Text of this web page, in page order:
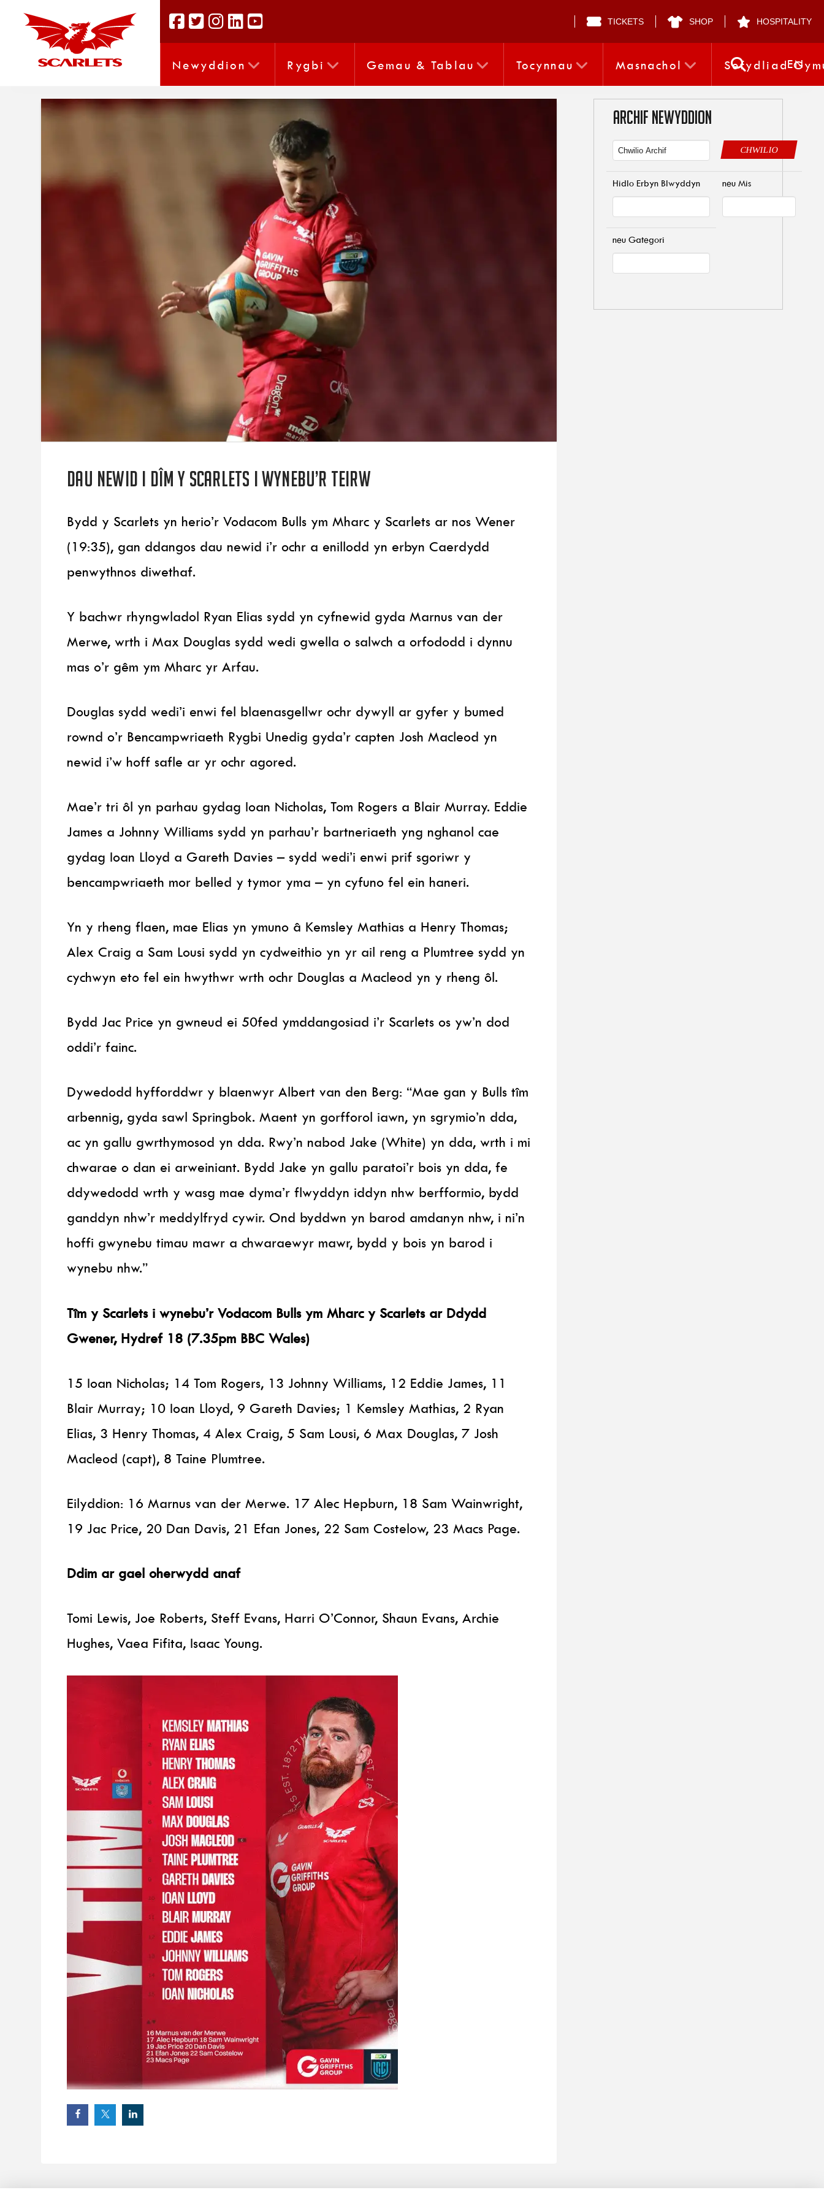
TICKETS SHOP HOSPITALITY
Newyddion Rygbi Gemau & Tablau Tocynnau Masnachol SefydliadEN
Dau newid i dîm y Scarlets i wynebu’r Teirw
Bydd y Scarlets yn herio’r Vodacom Bulls ym Mharc y Scarlets ar nos Wener
(19:35), gan ddangos dau newid i’r ochr a enillodd yn erbyn Caerdydd
penwythnos diwethaf.
Y bachwr rhyngwladol Ryan Elias sydd yn cyfnewid gyda Marnus van der
Merwe, wrth i Max Douglas sydd wedi gwella o salwch a orfododd i dynnu
mas o’r gêm ym Mharc yr Arfau.
Douglas sydd wedi’i enwi fel blaenasgellwr ochr dywyll ar gyfer y bumed
rownd o’r Bencampwriaeth Rygbi Unedig gyda’r capten Josh Macleod yn
newid i’w hoff safle ar yr ochr agored.
Mae’r tri ôl yn parhau gydag Ioan Nicholas, Tom Rogers a Blair Murray. Eddie
James a Johnny Williams sydd yn parhau’r bartneriaeth yng nghanol cae
gydag Ioan Lloyd a Gareth Davies – sydd wedi’i enwi prif sgoriwr y
bencampwriaeth mor belled y tymor yma – yn cyfuno fel ein haneri.
Yn y rheng flaen, mae Elias yn ymuno â Kemsley Mathias a Henry Thomas;
Alex Craig a Sam Lousi sydd yn cydweithio yn yr ail reng a Plumtree sydd yn
cychwyn eto fel ein hwythwr wrth ochr Douglas a Macleod yn y rheng ôl.
Bydd Jac Price yn gwneud ei 50fed ymddangosiad i’r Scarlets os yw’n dod
oddi’r fainc.
Dywedodd hyfforddwr y blaenwyr Albert van den Berg: “Mae gan y Bulls tîm
arbennig, gyda sawl Springbok. Maent yn gorfforol iawn, yn sgrymio’n dda,
ac yn gallu gwrthymosod yn dda. Rwy’n nabod Jake (White) yn dda, wrth i mi
chwarae o dan ei arweiniant. Bydd Jake yn gallu paratoi’r bois yn dda, fe
ddywedodd wrth y wasg mae dyma’r flwyddyn iddyn nhw berfformio, bydd
ganddyn nhw’r meddylfryd cywir. Ond byddwn yn barod amdanyn nhw, i ni’n
hoffi gwynebu timau mawr a chwaraewyr mawr, bydd y bois yn barod i
wynebu nhw.”
Tîm y Scarlets i wynebu’r Vodacom Bulls ym Mharc y Scarlets ar Ddydd
Gwener, Hydref 18 (7.35pm BBC Wales)
15 Ioan Nicholas; 14 Tom Rogers, 13 Johnny Williams, 12 Eddie James, 11
Blair Murray; 10 Ioan Lloyd, 9 Gareth Davies; 1 Kemsley Mathias, 2 Ryan
Elias, 3 Henry Thomas, 4 Alex Craig, 5 Sam Lousi, 6 Max Douglas, 7 Josh
Macleod (capt), 8 Taine Plumtree.
Eilyddion: 16 Marnus van der Merwe. 17 Alec Hepburn, 18 Sam Wainwright,
19 Jac Price, 20 Dan Davis, 21 Efan Jones, 22 Sam Costelow, 23 Macs Page.
Ddim ar gael oherwydd anaf
Tomi Lewis, Joe Roberts, Steff Evans, Harri O’Connor, Shaun Evans, Archie
Hughes, Vaea Fifita, Isaac Young.
ARCHIF NEWYDDION
CHWILIO
Hidlo Erbyn Blwyddyn neu Mis
neu Gategori